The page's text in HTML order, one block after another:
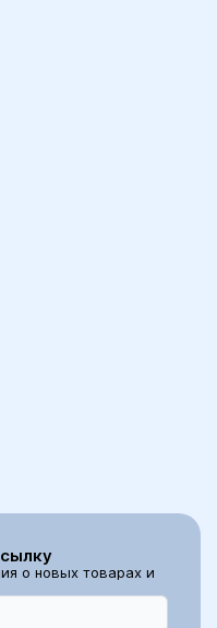
о новых товарах и